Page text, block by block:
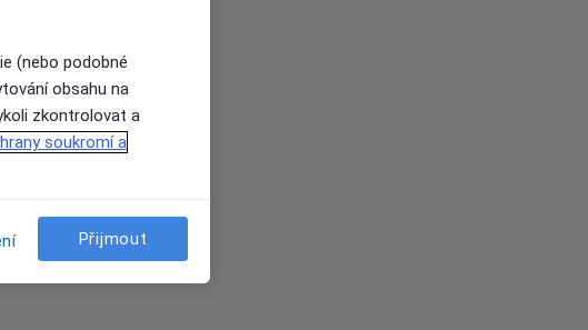
(nebo podobné
obsahu na
zkontrolovat a
soukromí a
Přijmout